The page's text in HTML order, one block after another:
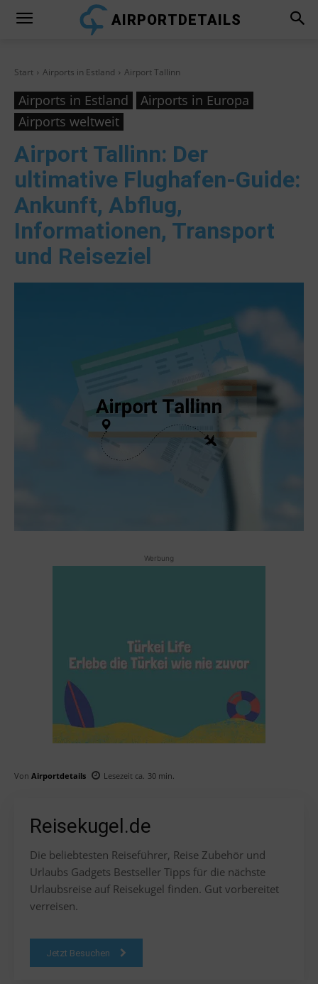
AIRPORTDETAILS
Start Airports in Estland Airport Tallinn
Airports in Estland
Airports in Europa
Airports weltweit
Airport Tallinn: Der
ultimative Flughafen-Guide:
Ankunft, Abflug,
Informationen, Transport
und Reiseziel
Werbung
Von Airportdetails Lesezeit ca. 30 min.
Reisekugel.de
Die beliebtesten Reiseführer, Reise Zubehör und
Urlaubs Gadgets Bestseller Tipps für die nächste
Urlaubsreise auf Reisekugel finden. Gut vorbereitet
verreisen.
Jetzt Besuchen